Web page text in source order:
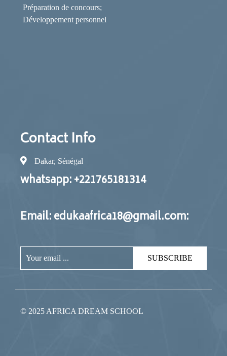
Préparation de concours;
Développement personnel
Contact Info
Dakar, Sénégal
whatsapp: +221765181314
Email: edukaafrica18@gmail.com:
SUBSCRIBE
© 2025 AFRICA DREAM SCHOOL